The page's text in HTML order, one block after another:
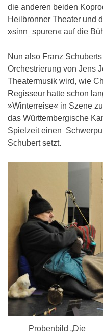
die anderen beiden
Heilbronner Theater und
»sinn_spuren« auf die
Nun also Franz
Orchestrierung von Jens
Theatermusik wird, wie
Regisseur hatte schon
»Winterreise« in Szene
das Württembergische
Spielzeit einen
Schubert setzt.
Probenbild „Die